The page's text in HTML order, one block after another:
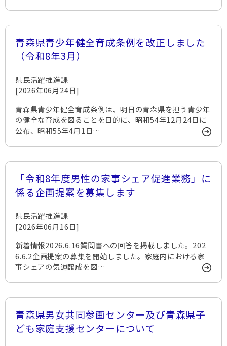
青森県青少年健全育成条例を改正しました
（令和8年3月）
県民活躍推進課
[2026年06月24日]
青森県青少年健全育成条例は、明日の青森県を担う青少年
の健全な育成を図ることを目的に、昭和54年12月24日に
公布、昭和55年4月1日…
「令和8年度男性の家事シェア促進業務」に
係る企画提案を募集します
県民活躍推進課
[2026年06月16日]
新着情報2026.6.16質問書への回答を掲載しました。202
6.6.2企画提案の募集を開始しました。家庭内における家
事シェアの気運醸成を図…
青森県男女共同参画センター及び青森県子
ども家庭支援センターについて